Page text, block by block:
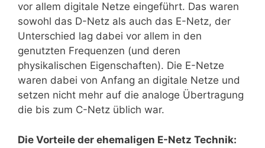
vor allem digitale Netze eingeführt. Das waren
sowohl das D-Netz als auch das E-Netz, der
Unterschied lag dabei vor allem in den
genutzten Frequenzen (und deren
physikalischen Eigenschaften). Die E-Netze
waren dabei von Anfang an digitale Netze und
setzen nicht mehr auf die analoge Übertragung
die bis zum C-Netz üblich war.
Die Vorteile der ehemaligen E-Netz Technik: